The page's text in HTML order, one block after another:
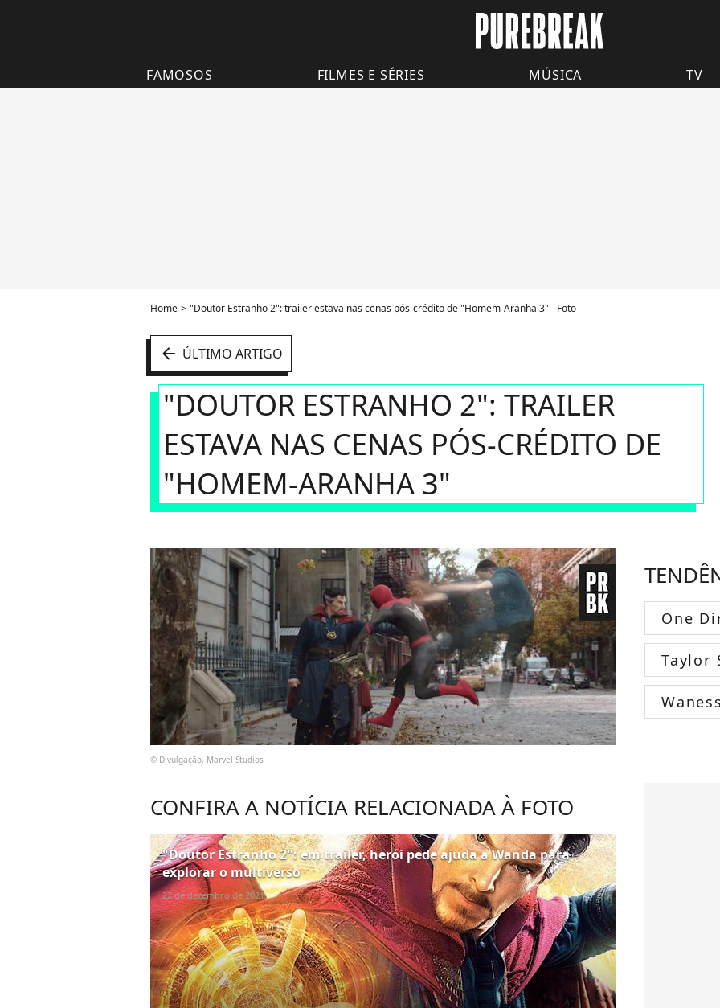
FAMOSOS FILMES E SÉRIES MÚSICA TV
Home "Doutor Estranho 2": trailer estava nas cenas pós-crédito de "Homem-Aranha 3" - Foto
arrow_left ÚLTIMO ARTIGO
"DOUTOR ESTRANHO 2": TRAILER
ESTAVA NAS CENAS PÓS-CRÉDITO DE
"HOMEM-ARANHA 3"
© Divulgação, Marvel Studios
CONFIRA A NOTÍCIA RELACIONADA À FOTO
"Doutor Estranho 2": em trailer, herói pede ajuda a Wanda para
explorar o multiverso
22 de dezembro de 2021
One
Taylor